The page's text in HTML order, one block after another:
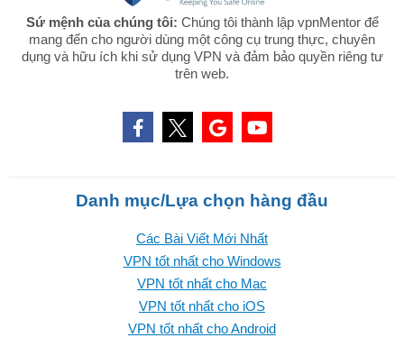
Sứ mệnh của chúng tôi: Chúng tôi thành lập vpnMentor để
mang đến cho người dùng một công cụ trung thực, chuyên
dụng và hữu ích khi sử dụng VPN và đảm bảo quyền riêng tư
trên web.
Danh mục/Lựa chọn hàng đầu
Các Bài Viết Mới Nhất
VPN tốt nhất cho Windows
VPN tốt nhất cho Mac
VPN tốt nhất cho iOS
VPN tốt nhất cho Android